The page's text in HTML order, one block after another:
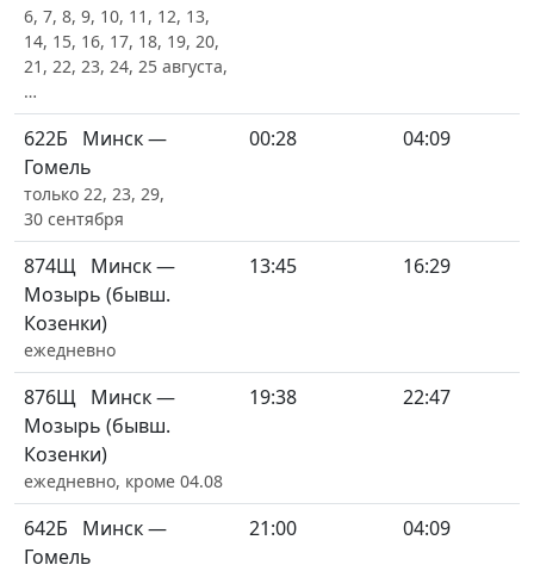
6, 7, 8, 9, 10, 11, 12, 13,
14, 15, 16, 17, 18, 19, 20,
21, 22, 23, 24, 25 августа,
…
622Б
Минск —
Гомель
только 22, 23, 29,
30 сентября
00:28 04:09
874Щ Минск —
Мозырь (бывш.
Козенки)
ежедневно
13:45 16:29
876Щ Минск —
Мозырь (бывш.
Козенки)
ежедневно, кроме 04.08
19:38 22:47
642Б
Минск —
Гомель
21:00 04:09